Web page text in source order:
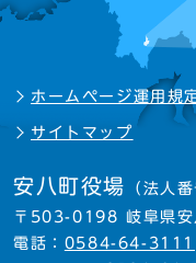
ホームページ運用規
サイトマップ
安八町役場 （法人
〒503-0198 岐阜県安
電話： 0584-64-3111